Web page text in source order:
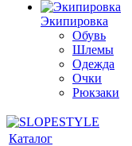
Экипировка
Обувь
Шлемы
Одежда
Очки
Рюкзаки
Каталог